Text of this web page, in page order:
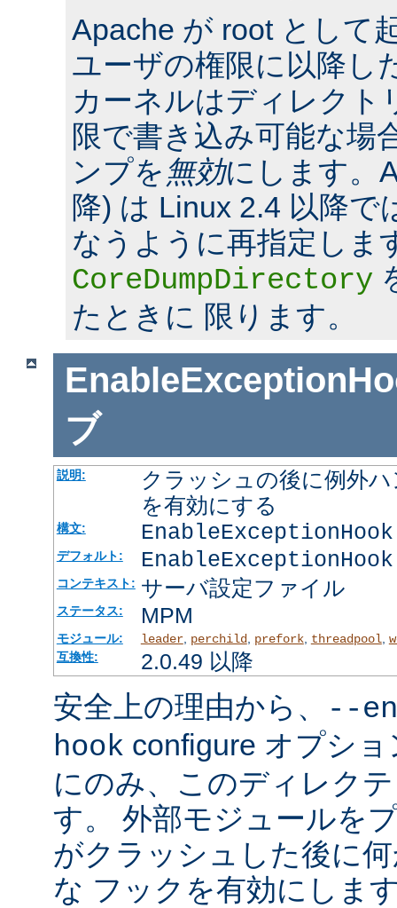
Apache が root として
ユーザの権限に以降し
カーネルはディレクト
限で書き込み可能な場
ンプを無効にします。
降) は Linux 2.4 以降で
なうように再指定しま
CoreDumpDirectory
たときに 限ります。
ブ
説明:
クラッシュの後に例外
を有効にする
構文:
デフォルト:
コンテキスト: サーバ設定ファイル
ステータス: MPM
モジュール: leader, perchild, prefork, threadpool
互換性:
2.0.49 以降
安全上の理由から、
--
hook configure オプシ
にのみ、このディレク
す。 外部モジュールを
がクラッシュした後に
な フックを有効にしま